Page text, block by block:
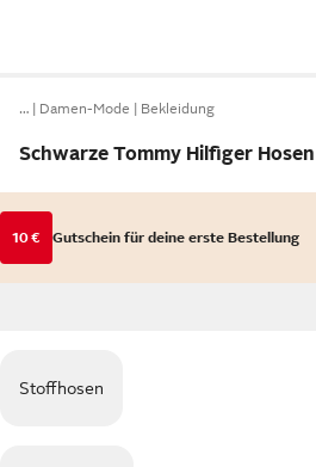
… Damen-Mode Bekleidung
Schwarze Tommy Hilfiger Hosen
10 € Gutschein für deine erste Bestellung
Stoffhosen